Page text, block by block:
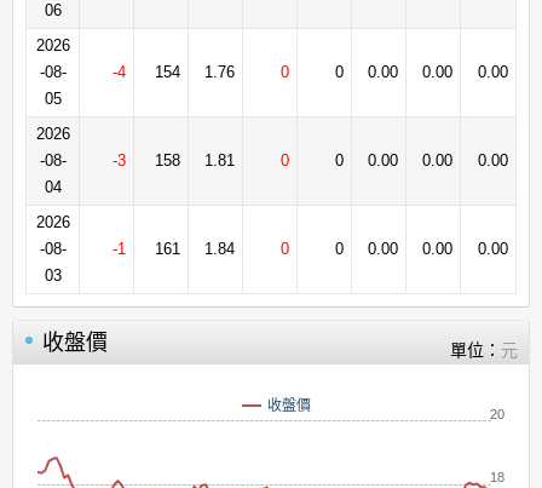
06
2026
-08-
05
-4 154 1.76 0 0 0.00 0.00 0.00
2026
-08-
04
-3 158 1.81 0 0 0.00 0.00 0.00
2026
-08-
03
-1 161 1.84 0 0 0.00 0.00 0.00
收盤價 單位： 元
收盤價
18
20